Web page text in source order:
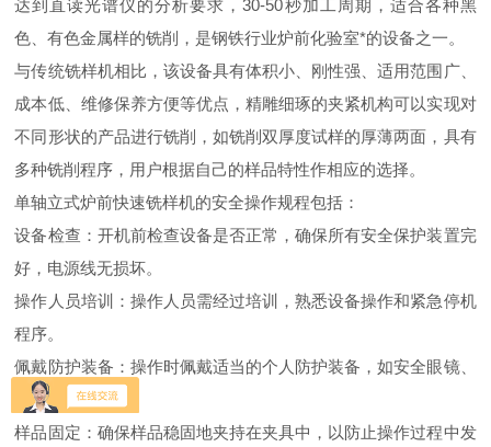
达到直读光谱仪的分析要求，30-50秒加工周期，适合各种黑
色、有色金属样的铣削，是钢铁行业炉前化验室*的设备之一。
与传统铣样机相比，该设备具有体积小、刚性强、适用范围广、
成本低、维修保养方便等优点，精雕细琢的夹紧机构可以实现对
不同形状的产品进行铣削，如铣削双厚度试样的厚薄两面，具有
多种铣削程序，用户根据自己的样品特性作相应的选择。
单轴立式炉前快速铣样机的安全操作规程包括：
设备检查：开机前检查设备是否正常，确保所有安全保护装置完
好，电源线无损坏。
操作人员培训：操作人员需经过培训，熟悉设备操作和紧急停机
程序。
佩戴防护装备：操作时佩戴适当的个人防护装备，如安全眼镜、
手套和耳罩。
样品固定：确保样品稳固地夹持在夹具中，以防止操作过程中发